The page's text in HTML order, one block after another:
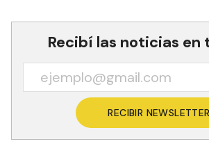
Recibí las noticias en
RECIBIR NEWSLETTER